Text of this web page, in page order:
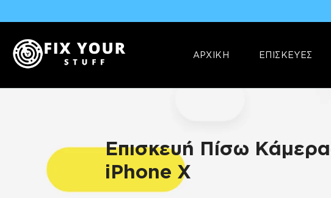
ΑΡΧΙΚΗ ΕΠΙΣΚΕΥΕΣ
Επισκευή Πίσω
iPhone X